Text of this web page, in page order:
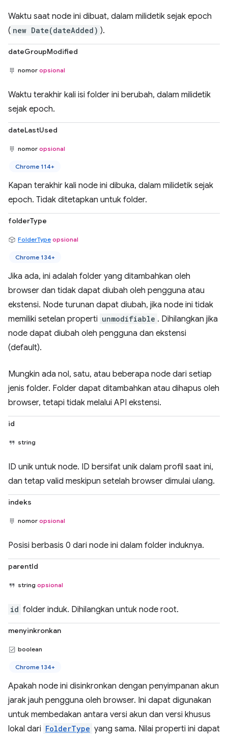
Waktu saat node ini dibuat, dalam milidetik sejak epoch
( new Date(dateAdded) ).
dateGroupModified
nomor opsional
Waktu terakhir kali isi folder ini berubah, dalam milidetik
sejak epoch.
dateLastUsed
nomor opsional
Chrome 114+
Kapan terakhir kali node ini dibuka, dalam milidetik sejak
epoch. Tidak ditetapkan untuk folder.
folderType
FolderType opsional
Chrome 134+
Jika ada, ini adalah folder yang ditambahkan oleh
browser dan tidak dapat diubah oleh pengguna atau
ekstensi. Node turunan dapat diubah, jika node ini tidak
memiliki setelan properti unmodifiable . Dihilangkan jika
node dapat diubah oleh pengguna dan ekstensi
(default).
Mungkin ada nol, satu, atau beberapa node dari setiap
jenis folder. Folder dapat ditambahkan atau dihapus oleh
browser, tetapi tidak melalui API ekstensi.
id
string
ID unik untuk node. ID bersifat unik dalam profil saat ini,
dan tetap valid meskipun setelah browser dimulai ulang.
indeks
nomor opsional
Posisi berbasis 0 dari node ini dalam folder induknya.
parentId
string opsional
id folder induk. Dihilangkan untuk node root.
menyinkronkan
boolean
Chrome 134+
Apakah node ini disinkronkan dengan penyimpanan akun
jarak jauh pengguna oleh browser. Ini dapat digunakan
untuk membedakan antara versi akun dan versi khusus
lokal dari FolderType yang sama. Nilai properti ini dapat